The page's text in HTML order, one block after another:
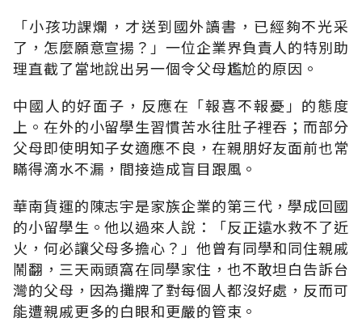
「小孩功課爛，才送到國外讀書，已經夠不光采
了，怎麼願意宣揚？」一位企業界負責人的特別助
理直截了當地說出另一個令父母尷尬的原因。
中國人的好面子，反應在「報喜不報憂」的態度
上。在外的小留學生習慣苦水往肚子裡吞；而部分
父母即使明知子女適應不良，在親朋好友面前也常
瞞得滴水不漏，間接造成盲目跟風。
華南貨運的陳志宇是家族企業的第三代，學成回國
的小留學生。他以過來人說：「反正遠水救不了近
火，何必讓父母多擔心？」他曾有同學和同住親戚
鬧翻，三天兩頭窩在同學家住，也不敢坦白告訴台
灣的父母，因為攤牌了對每個人都沒好處，反而可
能遭親戚更多的白眼和更嚴的管束。